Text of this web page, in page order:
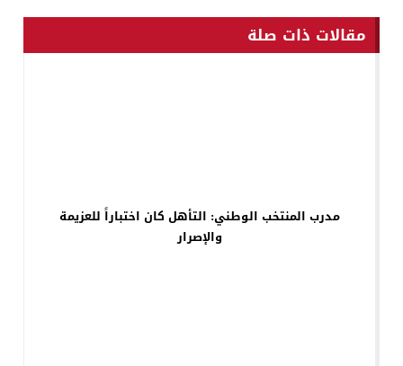
مقالات ذات صلة
مدرب المنتخب الوطني: التأهل كان اختباراً للعزيمة
والإصرار